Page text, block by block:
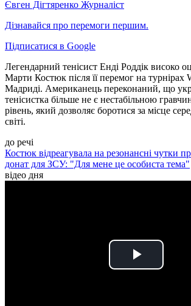
Євген Дігтяренко Журналіст
Дізнавайся про перемоги першим.
Підписатися в Google
Легендарний тенісист Енді Роддік високо
Марти Костюк після її перемог на турнірах
Мадриді. Американець переконаний, що
тенісистка більше не є нестабільною
рівень, який дозволяє боротися за місце
світі.
до речі
Костюк відреагувала на резонансні чутки
донат для ЗСУ: "Для мене це особиста тема"
відео дня
Play